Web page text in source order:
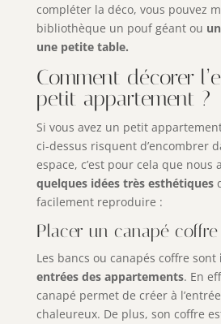
compléter la déco, vous pouvez
bibliothèque un pouf géant ou
une petite table.
Comment décorer
petit appartement ?
Si vous avez un petit
ci-dessus risquent d’encombrer
espace, c’est pour cela que nous
quelques idées très esthétiques
facilement reproduire :
Placer un canapé coffre
Les bancs ou canapés coffre sont
entrées des appartements. En
canapé permet de créer à
chaleureux. De plus, son coffre